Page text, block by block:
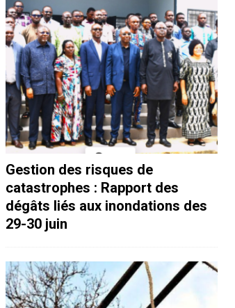
Gestion des risques de
catastrophes : Rapport des
dégâts liés aux inondations des
29-30 juin